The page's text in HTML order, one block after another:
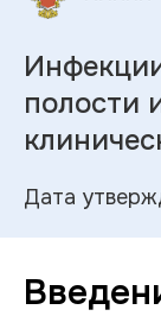
полости
Дата